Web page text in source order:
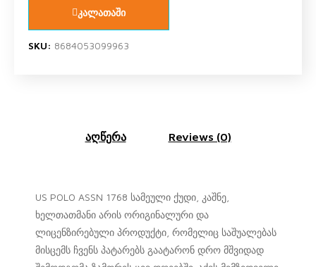
კალათაში
SKU: 8684053099963
აღწერა Reviews (0)
US POLO ASSN 1768 სამეული ქუდი, კაშნე,
ხელთათმანი არის ორიგინალური და
ლიცენზირებული პროდუქტი, რომელიც საშუალებას
მისცემს ჩვენს პატარებს გაატარონ დრო მშვიდად